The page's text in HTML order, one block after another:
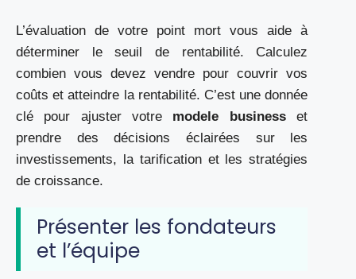
L’évaluation de votre point mort vous aide à
déterminer le seuil de rentabilité. Calculez
combien vous devez vendre pour couvrir vos
coûts et atteindre la rentabilité. C’est une donnée
clé pour ajuster votre modele businesset
prendre des décisions éclairées sur les
investissements, la tarification et les stratégies
de croissance.
Présenter les fondateurs
et l’équipe